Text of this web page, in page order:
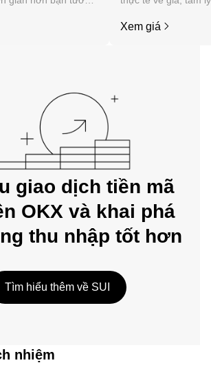
hoặc ngay tại đây
Xem giá
giao dịch tiền mã
OKX và khai phá
thu nhập tốt hơn
Tìm hiểu thêm về SUI
nhiệm